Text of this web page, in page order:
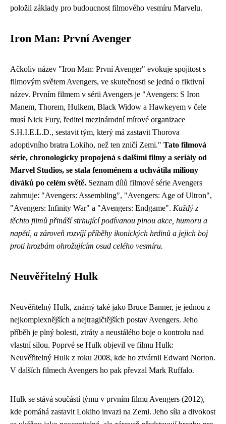
položil základy pro budoucnost filmového vesmíru Marvelu.
Iron Man: První Avenger
Ačkoliv název "Iron Man: První Avenger" evokuje spojitost s
filmovým světem Avengers, ve skutečnosti se jedná o fiktivní
název. Prvním filmem v sérii Avengers je "Avengers: S Iron
Manem, Thorem, Hulkem, Black Widow a Hawkeyem v čele
musí Nick Fury, ředitel mezinárodní mírové organizace
S.H.I.E.L.D., sestavit tým, který má zastavit Thorova
adoptivního bratra Lokiho, než ten zničí Zemi." Tato filmová
série, chronologicky propojená s dalšími filmy a seriály od
Marvel Studios, se stala fenoménem a uchvátila miliony
diváků po celém světě. Seznam dílů filmové série Avengers
zahrnuje: "Avengers: Assembling", "Avengers: Age of Ultron",
"Avengers: Infinity War" a "Avengers: Endgame". Každý z
těchto filmů přináší strhující podívanou plnou akce, humoru a
napětí, a zároveň rozvíjí příběhy ikonických hrdinů a jejich boj
proti hrozbám ohrožujícím osud celého vesmíru.
Neuvěřitelný Hulk
Neuvěřitelný Hulk, známý také jako Bruce Banner, je jednou z
nejkomplexnějších a nejtragičtějších postav Avengers. Jeho
příběh je plný bolesti, ztráty a neustálého boje o kontrolu nad
vlastní silou. Poprvé se Hulk objevil ve filmu Hulk:
Neuvěřitelný Hulk z roku 2008, kde ho ztvárnil Edward Norton.
V dalších filmech Avengers ho pak převzal Mark Ruffalo.
Hulk se stává součástí týmu v prvním filmu Avengers (2012),
kde pomáhá zastavit Lokiho invazi na Zemi. Jeho síla a divokost